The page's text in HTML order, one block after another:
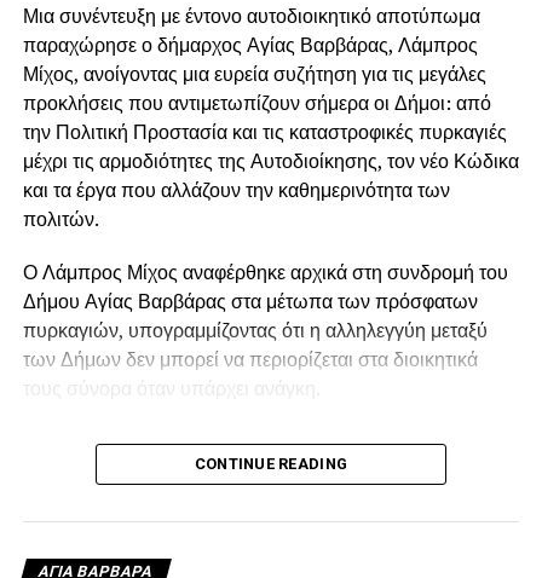
Μια συνέντευξη με έντονο αυτοδιοικητικό αποτύπωμα
παραχώρησε ο δήμαρχος Αγίας Βαρβάρας, Λάμπρος
Μίχος, ανοίγοντας μια ευρεία συζήτηση για τις μεγάλες
προκλήσεις που αντιμετωπίζουν σήμερα οι Δήμοι: από
την Πολιτική Προστασία και τις καταστροφικές πυρκαγιές
μέχρι τις αρμοδιότητες της Αυτοδιοίκησης, τον νέο Κώδικα
και τα έργα που αλλάζουν την καθημερινότητα των
πολιτών.
Ο Λάμπρος Μίχος αναφέρθηκε αρχικά στη συνδρομή του
Δήμου Αγίας Βαρβάρας στα μέτωπα των πρόσφατων
πυρκαγιών, υπογραμμίζοντας ότι η αλληλεγγύη μεταξύ
των Δήμων δεν μπορεί να περιορίζεται στα διοικητικά
τους σύνορα όταν υπάρχει ανάγκη.
Όπως εξήγησε, ο Δήμος έστειλε υδροφόρα στις πληγείσες
περιοχές, η οποία αρχικά χρησιμοποιήθηκε για τον
νερό τα ελικόπτερα, ενώ μετά τη δύση του ήλιου συνέχισε
να τροφοδοτεί με νερό τα πυροσβεστικά οχήματα.
CONTINUE READING
ΑΓΙΑ ΒΑΡΒΑΡΑ